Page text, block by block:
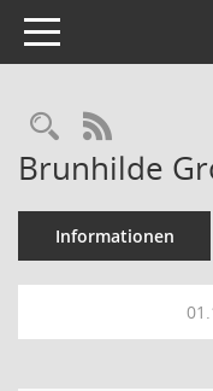
Toggle navigation
RSS-Feed
Brunhilde
Informationen